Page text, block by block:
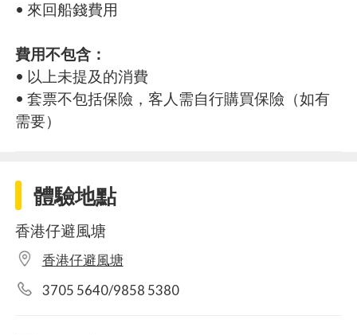
• 來回船錢費用
費用不包含：
• 以上未提及的消費
• 套票不包括保險，客人需自行購買保險（如有
需要）
體驗地點
香港仔避風塘
香港仔避風塘
3705 5640/9858 5380